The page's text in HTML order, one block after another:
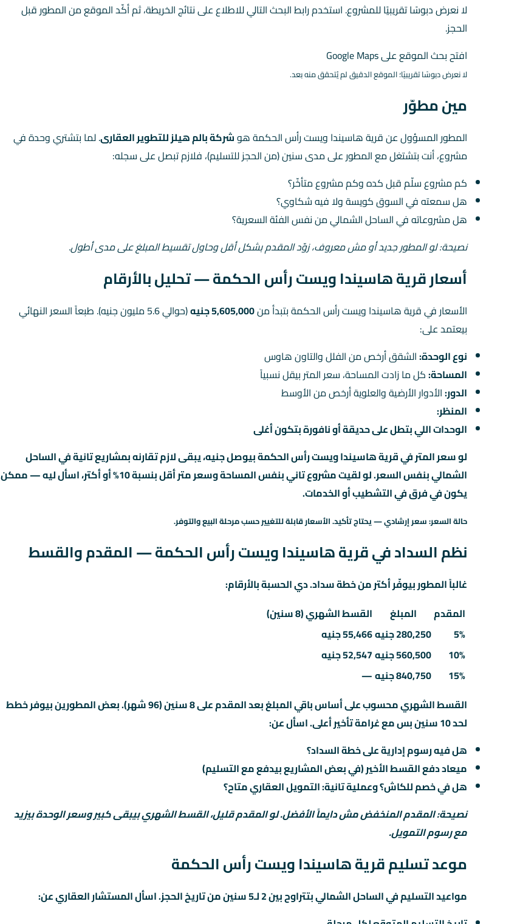
لا نعرض دبوسًا تقريبيًا للمشروع. استخدم رابط البحث التالي للاطلاع على نتائج الخريطة، ثم أكّد الموقع من المطور قبل
الحجز.
افتح بحث الموقع على Google Maps
لا نعرض دبوسًا تقريبيًا؛ الموقع الدقيق لم يُتحقق منه بعد.
مين مطوّر
المطور المسؤول عن قرية هاسيندا ويست رأس الحكمة هوشركة بالم هيلز للتطوير العقارى. لما بتشتري وحدة في
مشروع، أنت بتشتغل مع المطور على مدى سنين (من الحجز للتسليم)، فلازم تبصل على سجله:
كم مشروع سلّم قبل كده وكم مشروع متأخّر؟
هل سمعته في السوق كويسة ولا فيه شكاوي؟
هل مشروعاته في الساحل الشمالي من نفس الفئة السعرية؟
نصيحة: لو المطور جديد أو مش معروف، زوّد المقدم بشكل أقل وحاول تقسيط المبلغ على مدى أطول.
أسعار قرية هاسيندا ويست رأس الحكمة — تحليل بالأرقام
الأسعار في قرية هاسيندا ويست رأس الحكمة بتبدأ من5,605,000 جنيه
(حوالي 5.6 مليون جنيه). طبعاً السعر النهائي
بيعتمد على:
نوع الوحدة:الشقق أرخص من الفلل والتاون هاوس
المساحة:كل ما زادت المساحة، سعر المتر بيقل نسبياً
الدور:الأدوار الأرضية والعلوية أرخص من الأوسط
المنظر:
الوحدات اللي بتطل على حديقة أو نافورة بتكون أغلى
لو سعر المتر في قرية هاسيندا ويست رأس الحكمة بيوصل جنيه، يبقى لازم تقارنه بمشاريع تانية في الساحل
الشمالي بنفس السعر. لو لقيت مشروع تاني بنفس المساحة وسعر متر أقل بنسبة 10% أو أكتر، اسأل ليه — ممكن
يكون في فرق في التشطيب أو الخدمات.
حالة السعر: سعر إرشادي — يحتاج تأكيد. الأسعار قابلة للتغيير حسب مرحلة البيع والتوفر.
نظم السداد في قرية هاسيندا ويست رأس الحكمة — المقدم والقسط
غالباً المطور بيوفّر أكتر من خطة سداد. دي الحسبة بالأرقام:
المقدم
المبلغ
القسط الشهري (8 سنين)
5%
280,250 جنيه
55,466 جنيه
10%
560,500 جنيه
52,547 جنيه
15%
840,750 جنيه
—
القسط الشهري محسوب على أساس باقي المبلغ بعد المقدم على 8 سنين (96 شهر). بعض المطورين بيوفر خطط
لحد 10 سنين بس مع غرامة تأخير أعلى. اسأل عن:
هل فيه رسوم إدارية على خطة السداد؟
ميعاد دفع القسط الأخير (في بعض المشاريع بيدفع مع التسليم)
هل في خصم للكاش؟ وعملية تانية: التمويل العقاري متاح؟
نصيحة: المقدم المنخفض مش دايماً الأفضل. لو المقدم قليل، القسط الشهري بيبقى كبير وسعر الوحدة بيزيد
مع رسوم التمويل.
موعد تسليم قرية هاسيندا ويست رأس الحكمة
مواعيد التسليم في الساحل الشمالي بتتراوح بين 2 لـ5 سنين من تاريخ الحجز. اسأل المستشار العقاري عن: